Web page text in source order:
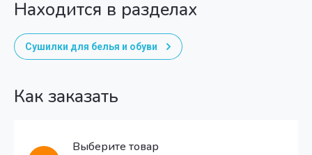
Находится в разделах
Сушилки для белья и обуви
Как заказать
Выберите товар